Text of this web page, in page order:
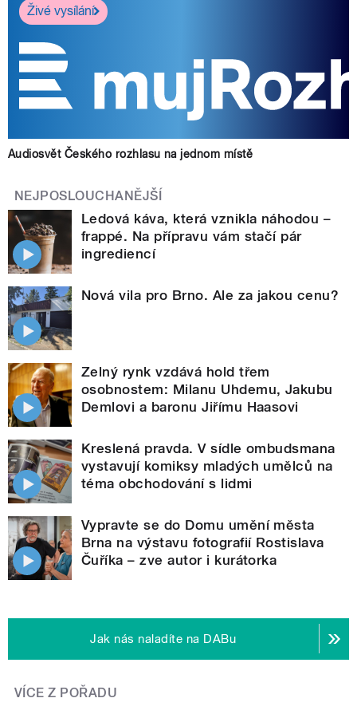
Živé vysílání
Audiosvět Českého rozhlasu na jednom místě
NEJPOSLOUCHANĚJŠÍ
Ledová káva, která vznikla náhodou –
frappé. Na přípravu vám stačí pár
ingrediencí
Nová vila pro Brno. Ale za jakou cenu?
Zelný rynk vzdává hold třem
osobnostem: Milanu Uhdemu, Jakubu
Demlovi a baronu Jiřímu Haasovi
Kreslená pravda. V sídle ombudsmana
vystavují komiksy mladých umělců na
téma obchodování s lidmi
Vypravte se do Domu umění města
Brna na výstavu fotografií Rostislava
Čuříka – zve autor i kurátorka
Jak nás naladíte na DABu
VÍCE Z POŘADU